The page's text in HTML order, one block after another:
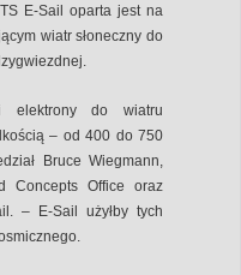
E-Sail oparta jest na
wiatr słoneczny do
elektrony do wiatru
– od 400 do 750
Bruce Wiegmann,
Concepts Office oraz
– E-Sail użyłby tych